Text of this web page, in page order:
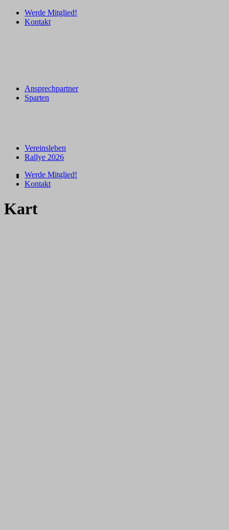
Werde Mitglied!
Kontakt
Ansprechpartner
Sparten
Vereinsleben
Rallye 2026
Werde Mitglied!
Kontakt
Kart